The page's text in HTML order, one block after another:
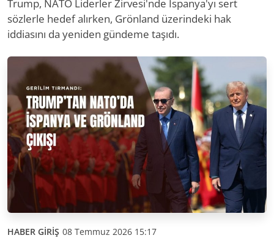
Trump, NATO Liderler Zirvesi'nde İspanya'yı sert
sözlerle hedef alırken, Grönland üzerindeki hak
iddiasını da yeniden gündeme taşıdı.
HABER GİRİŞ 08 Temmuz 2026 15:17